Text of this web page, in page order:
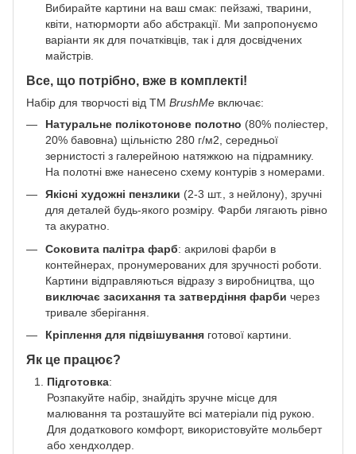
Вибирайте картини на ваш смак: пейзажі, тварини,
квіти, натюрморти або абстракції. Ми запропонуємо
варіанти як для початківців, так і для досвідчених
майстрів.
Все, що потрібно, вже в комплекті!
Набір для творчості від ТМ BrushMe включає:
Натуральне полікотонове полотно (80% поліестер,
20% бавовна) щільністю 280 г/м2, середньої
зернистості з галерейною натяжкою на підрамнику.
На полотні вже нанесено схему контурів з номерами.
Якісні художні пензлики (2-3 шт., з нейлону), зручні
для деталей будь-якого розміру. Фарби лягають рівно
та акуратно.
Соковита палітра фарб: акрилові фарби в
контейнерах, пронумерованих для зручності роботи.
Картини відправляються відразу з виробництва, що
виключає засихання та затвердіння фарби через
тривале зберігання.
Кріплення для підвішування готової картини.
Як це працює?
Підготовка:
Розпакуйте набір, знайдіть зручне місце для
малювання та розташуйте всі матеріали під рукою.
Для додаткового комфорт, використовуйте мольберт
або хендхолдер.